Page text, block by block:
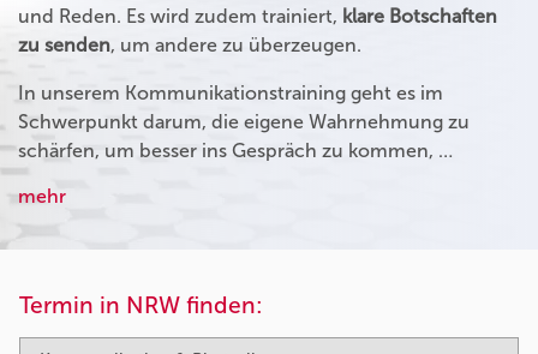
und Reden. Es wird zudem trainiert, klare Botschaften
zu senden, um andere zu überzeugen.
In unserem Kommunikationstraining geht es im
Schwerpunkt darum, die eigene Wahrnehmung zu
schärfen, um besser ins Gespräch zu kommen, …
mehr
Termin in NRW finden: